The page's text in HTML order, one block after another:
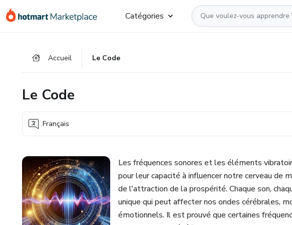
Aller
vers
Procéder
Aller
vers
Catégories
Accueil Le Code
Le Code
Français
Les fréquences sonores et les éléments
pour leur capacité à influencer notre cerveau de
de l'attraction de la prospérité. Chaque son,
unique qui peut affecter nos ondes cérébrales,
émotionnels. Il est prouvé que certaines